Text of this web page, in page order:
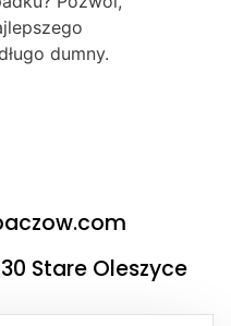
dumny.
Stare Oleszyce